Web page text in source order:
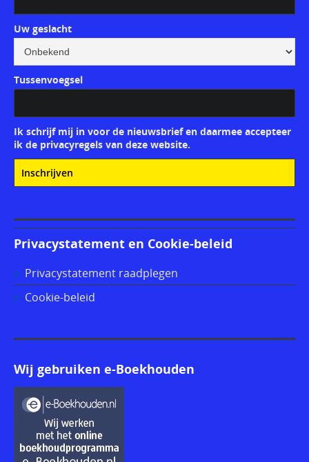
Uw geslacht
Tussenvoegsel
Ik schrijf mij in voor de nieuwsbrief en daarmee accepteer
ik de privacyregels van deze website.
Privacystatement en Cookie-beleid
Privacystatement raadplegen
Cookie-beleid
Wij gebruiken e-Boekhouden